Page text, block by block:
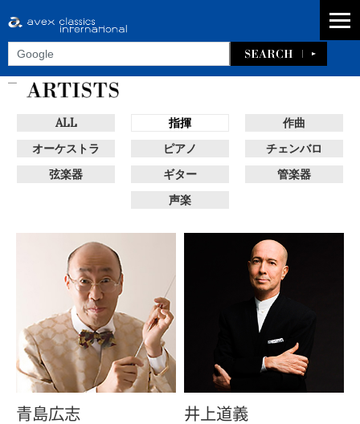
ALL 指揮
作曲
オーケストラ
ピアノ
チェンバロ
弦楽器
ギター
管楽器
声楽
青島広志 井上道義